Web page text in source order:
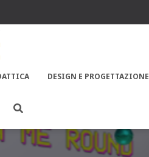
DESIGN E PROGETTAZIONE